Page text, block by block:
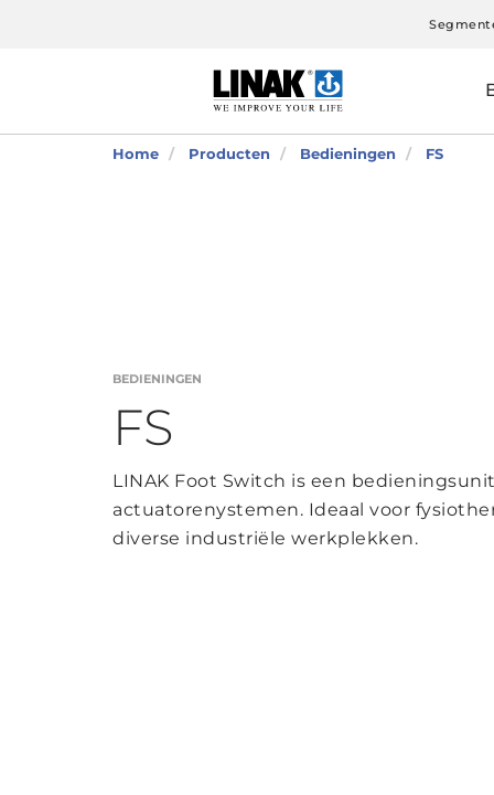
Home Producten Bedieningen FS
BEDIENINGEN
FS
LINAK Foot Switch is een
actuatorenystemen. Ideaal voor
diverse industriële werkplekken.